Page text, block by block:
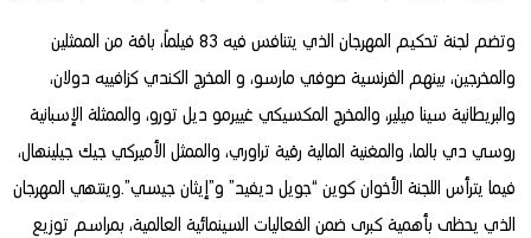
وتضم لجنة تحكيم المهرجان الذي يتنافس فيه 83 فيلماً، باقة من الممثلين
والمخرجين، بينهم الفرنسية صوفي مارسو، و المخرج الكندي كزافييه دولان،
والبريطانية سينا ميلير، والمخرج المكسيكي غييرمو ديل تورو، والممثلة الإسبانية
روسي دي بالما، والمغنية المالية رقية تراوري، والممثل الأميركي جيك جيلينهال،
فيما يترأس اللجنة الأخوان كوين “جويل ديفيد” و”إيثان جيسي”.وينتهي المهرجان
الذي يحظى بأهمية كبرى ضمن الفعاليات السينمائية العالمية، بمراسم توزيع